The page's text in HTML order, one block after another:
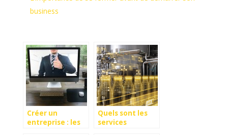
business
Créer un
entreprise : les
Quels sont les
services